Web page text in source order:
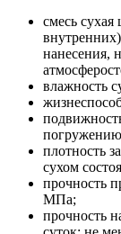
смесь
нанесения,
влажность
плотность
сухом
прочность
МПа;
прочность